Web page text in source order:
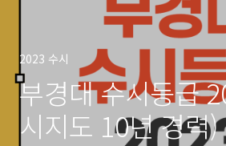
2023 수시
부경대 수시등급
시지도 10년 경력)